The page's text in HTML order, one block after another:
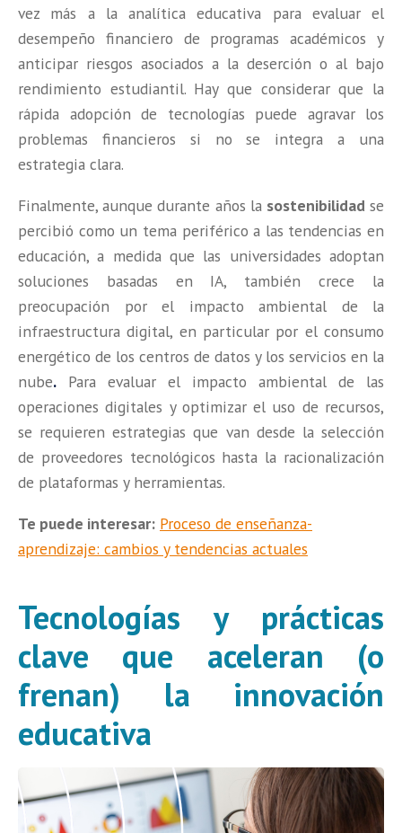
vez más a la analítica educativa para evaluar el
desempeño financiero de programas académicos y
anticipar riesgos asociados a la deserción o al bajo
rendimiento estudiantil. Hay que considerar que la
rápida adopción de tecnologías puede agravar los
problemas financieros si no se integra a una
estrategia clara.
Finalmente, aunque durante años la sostenibilidad se
percibió como un tema periférico a las tendencias en
educación, a medida que las universidades adoptan
soluciones basadas en IA, también crece la
preocupación por el impacto ambiental de la
infraestructura digital, en particular por el consumo
energético de los centros de datos y los servicios en la
nube. Para evaluar el impacto ambiental de las
operaciones digitales y optimizar el uso de recursos,
se requieren estrategias que van desde la selección
de proveedores tecnológicos hasta la racionalización
de plataformas y herramientas.
Te puede interesar: Proceso de enseñanza-
aprendizaje: cambios y tendencias actuales
Tecnologías y prácticas
clave que aceleran (o
frenan) la innovación
educativa